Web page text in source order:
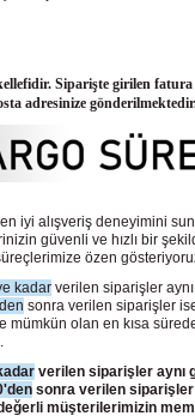
Siparişte girilen
adresinize
iyi alışveriş deneyimini
güvenli ve hızlı bir
özen
kadar verilen siparişler
sonra verilen siparişler
mümkün olan en kısa
verilen siparişler aynı
sonra verilen
müşterilerimizin